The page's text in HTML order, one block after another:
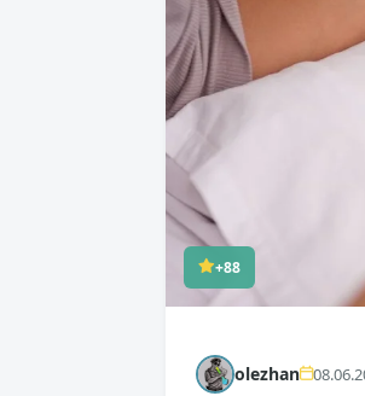
+88
olezhan